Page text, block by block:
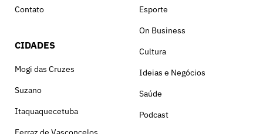
Contato
CIDADES
Mogi das Cruzes
Suzano
Itaquaquecetuba
Esporte
On Business
Cultura
Ideias e Negócios
Saúde
Podcast